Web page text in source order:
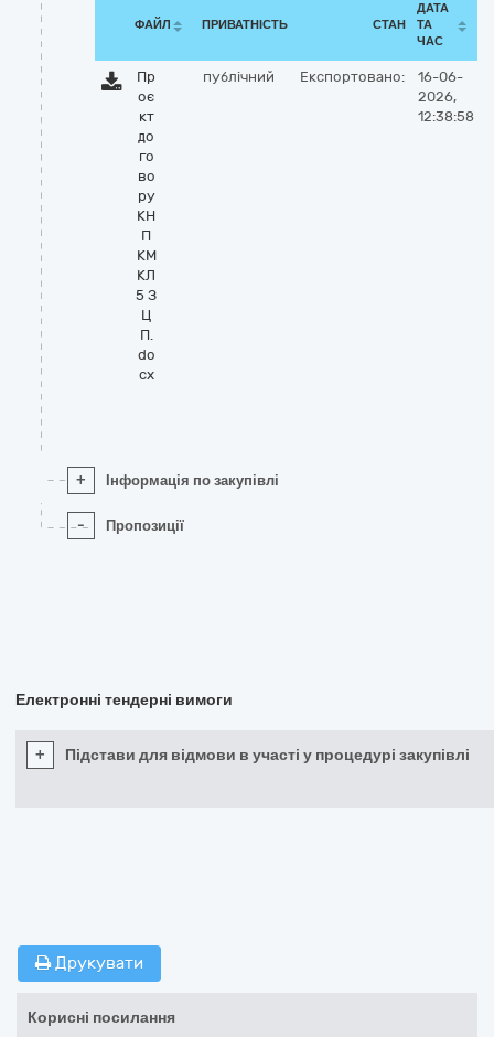
ФАЙЛ ПРИВАТНІСТЬ СТАН
ДАТА
ТА
ЧАС
Пр
оє
кт
до
го
во
ру
КН
П
КМ
КЛ
5 З
Ц
П.
do
cx
публічний Експортовано:
16-06-
2026,
12:38:58
+ Інформація по закупівлі
- Пропозиції
Електронні тендерні вимоги
+ Підстави для відмови в участі у процедурі закупівлі
Друкувати
Корисні посилання